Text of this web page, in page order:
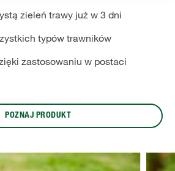
zieleń trawy już w 3 dni
typów trawników
zastosowaniu w postaci
POZNAJ PRODUKT